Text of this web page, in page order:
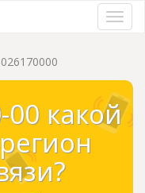
00 какой